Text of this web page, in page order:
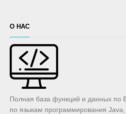
О НАС
Полная база функций и данных по
по языкам программирования